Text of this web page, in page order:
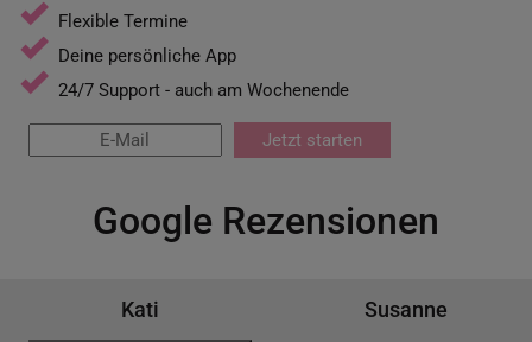
Flexible Termine
Deine persönliche App
24/7 Support - auch am Wochenende
Jetzt starten
Google Rezensionen
Kati Susanne